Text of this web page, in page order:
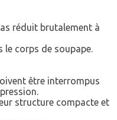
réduit brutalement à
le corps de soupape.
être interrompus
structure compacte et